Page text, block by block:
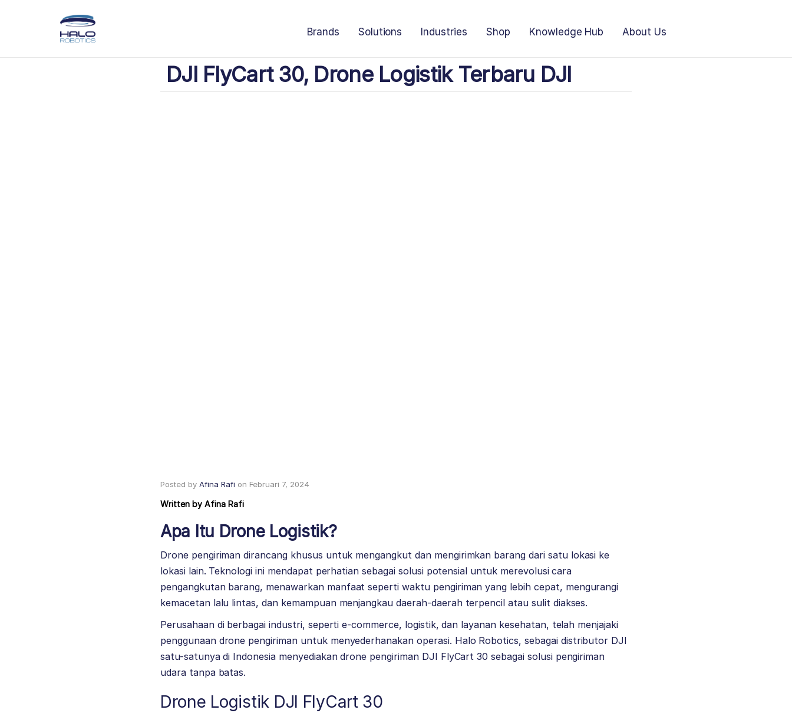
Brands Solutions Industries Shop Knowledge Hub About Us
DJI FlyCart 30, Drone Logistik Terbaru DJI
Posted by Afina Rafi on Februari 7, 2024
Written by Afina Rafi
Apa Itu Drone Logistik?
Drone pengiriman dirancang khusus untuk mengangkut dan mengirimkan barang dari satu lokasi ke
lokasi lain. Teknologi ini mendapat perhatian sebagai solusi potensial untuk merevolusi cara
pengangkutan barang, menawarkan manfaat seperti waktu pengiriman yang lebih cepat, mengurangi
kemacetan lalu lintas, dan kemampuan menjangkau daerah-daerah terpencil atau sulit diakses.
Perusahaan di berbagai industri, seperti e-commerce, logistik, dan layanan kesehatan, telah menjajaki
penggunaan drone pengiriman untuk menyederhanakan operasi. Halo Robotics, sebagai distributor DJI
satu-satunya di Indonesia menyediakan drone pengiriman DJI FlyCart 30 sebagai solusi pengiriman
udara tanpa batas.
Drone Logistik DJI FlyCart 30